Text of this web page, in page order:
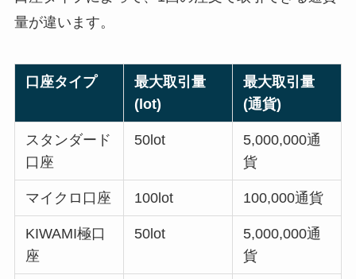
量が違います。
口座タイプ
最大取引量
(lot)
最大取引量
(通貨)
スタンダード
口座
50lot
5,000,000通
貨
マイクロ口座 100lot 100,000通貨
KIWAMI極口
座
50lot
5,000,000通
貨